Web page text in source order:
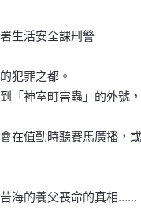
生活安全課刑警
犯罪之都。
「神室町害蟲」的外號
值勤時聽賽馬廣播，
海的養父喪命的真相……